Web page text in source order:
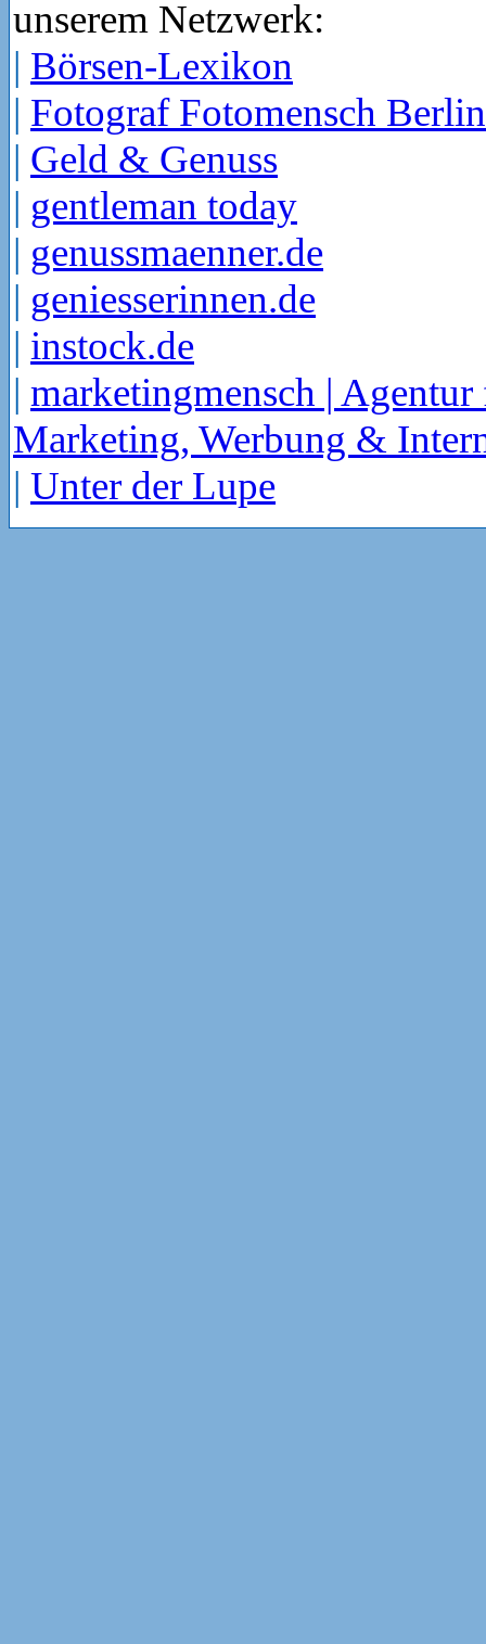
unserem Netzwerk:
| Börsen-Lexikon
| Fotograf Fotomensch Berlin
| Geld & Genuss
| gentleman today
| genussmaenner.de
| geniesserinnen.de
| instock.de
| marketingmensch | Agentur
Marketing, Werbung &
| Unter der Lupe